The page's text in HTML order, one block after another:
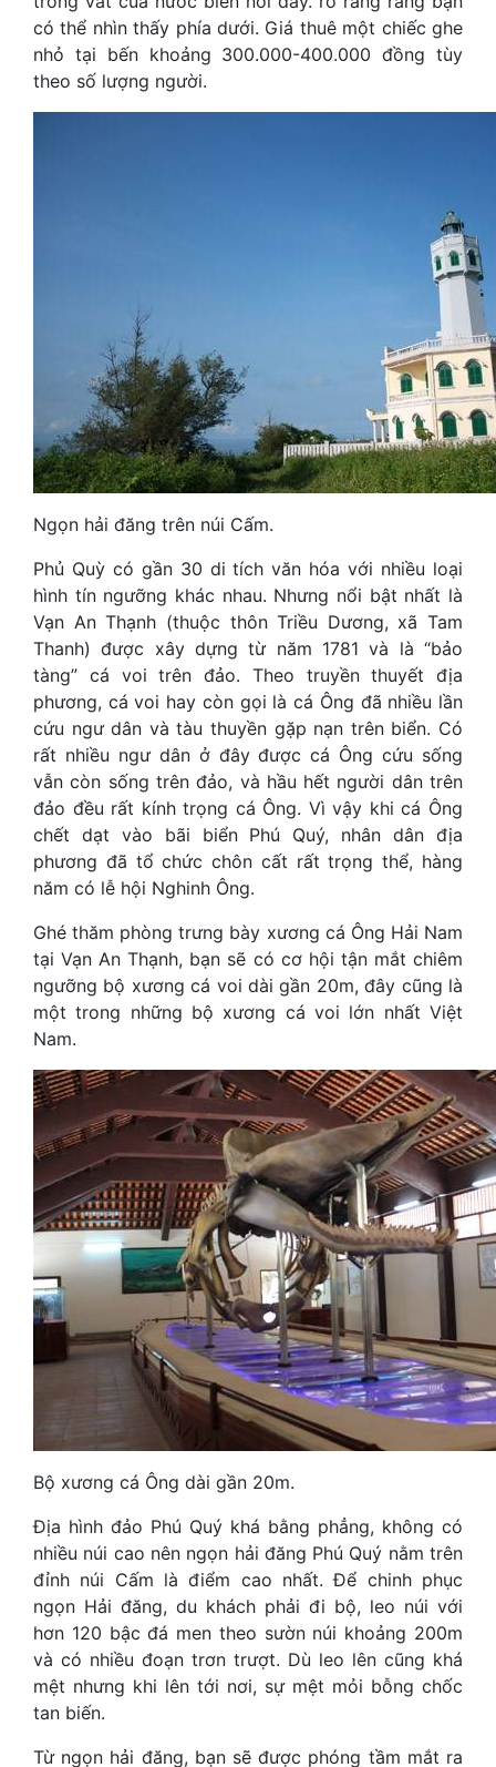
có thể nhìn thấy phía dưới. Giá thuê một chiếc ghe
nhỏ tại bến khoảng 300.000-400.000 đồng tùy
theo số lượng người.
Ngọn hải đăng trên núi Cấm.
Phủ Quỳ có gần 30 di tích văn hóa với nhiều loại
hình tín ngưỡng khác nhau. Nhưng nổi bật nhất là
Vạn An Thạnh (thuộc thôn Triều Dương, xã Tam
Thanh) được xây dựng từ năm 1781 và là “bảo
tàng” cá voi trên đảo. Theo truyền thuyết địa
phương, cá voi hay còn gọi là cá Ông đã nhiều lần
cứu ngư dân và tàu thuyền gặp nạn trên biển. Có
rất nhiều ngư dân ở đây được cá Ông cứu sống
vẫn còn sống trên đảo, và hầu hết người dân trên
đảo đều rất kính trọng cá Ông. Vì vậy khi cá Ông
chết dạt vào bãi biển Phú Quý, nhân dân địa
phương đã tổ chức chôn cất rất trọng thể, hàng
năm có lễ hội Nghinh Ông.
Ghé thăm phòng trưng bày xương cá Ông Hải Nam
tại Vạn An Thạnh, bạn sẽ có cơ hội tận mắt chiêm
ngưỡng bộ xương cá voi dài gần 20m, đây cũng là
một trong những bộ xương cá voi lớn nhất Việt
Nam.
Bộ xương cá Ông dài gần 20m.
Địa hình đảo Phú Quý khá bằng phẳng, không có
nhiều núi cao nên ngọn hải đăng Phú Quý nằm trên
đỉnh núi Cấm là điểm cao nhất. Để chinh phục
ngọn Hải đăng, du khách phải đi bộ, leo núi với
hơn 120 bậc đá men theo sườn núi khoảng 200m
và có nhiều đoạn trơn trượt. Dù leo lên cũng khá
mệt nhưng khi lên tới nơi, sự mệt mỏi bỗng chốc
tan biến.
Từ ngọn hải đăng, bạn sẽ được phóng tầm mắt ra